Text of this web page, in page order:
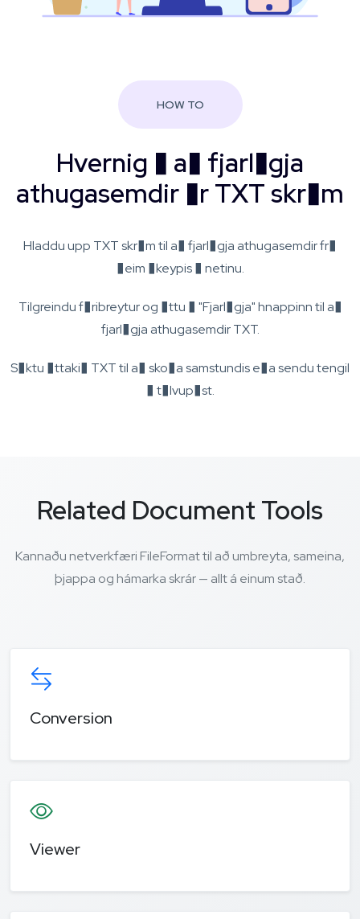
HOW TO
Hvernig � a� fjarl�gja
athugasemdir �r TXT skr�m
Hladdu upp TXT skr�m til a� fjarl�gja athugasemdir fr�
�eim �keypis � netinu.
Tilgreindu f�ribreytur og �ttu � "Fjarl�gja" hnappinn til a�
fjarl�gja athugasemdir TXT.
S�ktu �ttaki� TXT til a� sko�a samstundis e�a sendu tengil
� t�lvup�st.
Related Document Tools
Kannaðu netverkfæri FileFormat til að umbreyta, sameina,
þjappa og hámarka skrár — allt á einum stað.
Conversion
Viewer